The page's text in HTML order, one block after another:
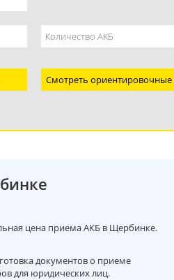
Смотреть
цена приема АКБ в Щербинке.
документов о приеме
для юридических лиц.